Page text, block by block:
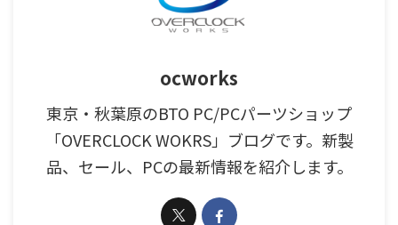
ocworks
東京・秋葉原のBTO PC/PCパーツショップ
「OVERCLOCK WOKRS」ブログです。新製
品、セール、PCの最新情報を紹介します。